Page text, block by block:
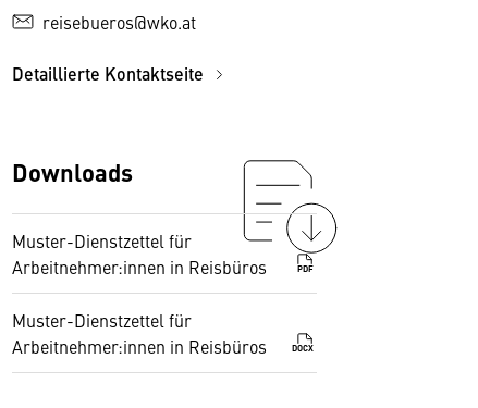
reisebueros@wko.at
Detaillierte Kontaktseite
Downloads
Muster-Dienstzettel für
Arbeitnehmer:innen in Reisbüros
PDF
Muster-Dienstzettel für
Arbeitnehmer:innen in Reisbüros
DOCX